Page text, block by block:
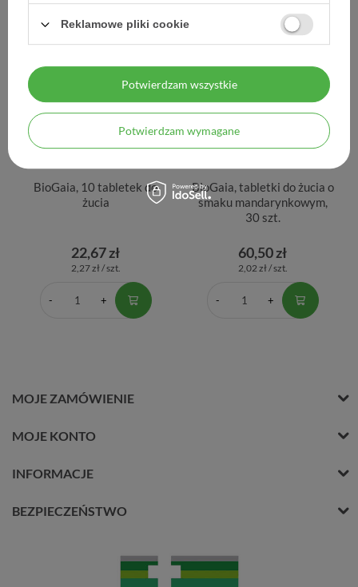
BioGaia, 10 tabletek do
żucia
22,67 zł
2,27 zł / szt.
BioGaia, tabletki do żucia o
smaku mandarynkowym,
30 szt.
60,50 zł
2,02 zł / szt.
MOJE ZAMÓWIENIE
MOJE KONTO
INFORMACJE
BEZPIECZEŃSTWO
Reklamowe pliki cookie
Potwierdzam wymagane
Potwierdzam wszystkie